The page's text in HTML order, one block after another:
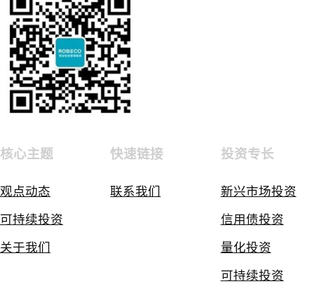
核心主题
观点动态
可持续投资
关于我们
快速链接
联系我们
投资专长
新兴市场投资
信用债投资
量化投资
可持续投资